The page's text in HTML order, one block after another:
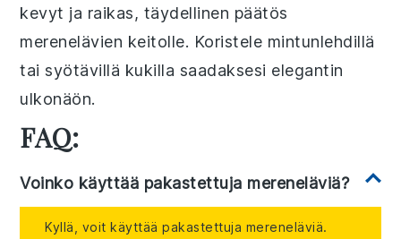
kevyt ja raikas, täydellinen päätös
merenelävien keitolle. Koristele mintunlehdillä
tai syötävillä kukilla saadaksesi elegantin
ulkonäön.
FAQ:
Voinko käyttää pakastettuja mereneläviä?
Kyllä, voit käyttää pakastettuja mereneläviä.